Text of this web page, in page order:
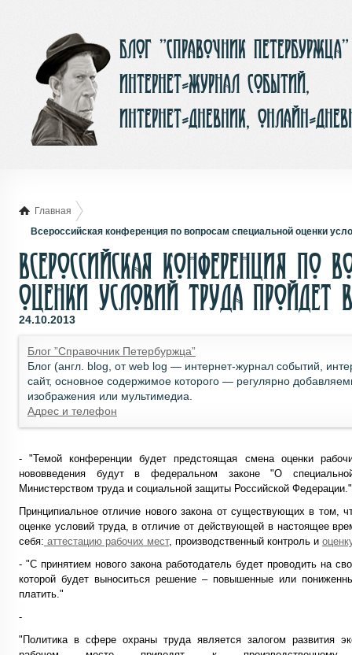
Блог ”Справочник Петербуржца”
интернет-журнал событий,
интернет-дневник, онлайн-
Главная
Всероссийская конференция по вопросам специальной оценки
Всероссийская конференция по
оценки условий труда пройдет
24.10.2013
Блог ”Справочник Петербуржца”
Блог (англ. blog, от web log — интернет-журнал событий,
сайт, основное содержимое которого — регулярно
изображения или мультимедиа.
Адрес и телефон
- "Темой конференции будет предстоящая смена оценки
нововведения будут в федеральном законе "О
Министерством труда и социальной защиты Российской Федерации."
Принципиальное отличие нового закона от существующих в том,
оценке условий труда, в отличие от действующей в настоящее
себя: аттестацию рабочих мест, производственный контроль и
- "С принятием нового закона работодатель будет проводить на
которой будет выноситься решение – повышенные или
платить."
-
"Политика в сфере охраны труда является залогом развития